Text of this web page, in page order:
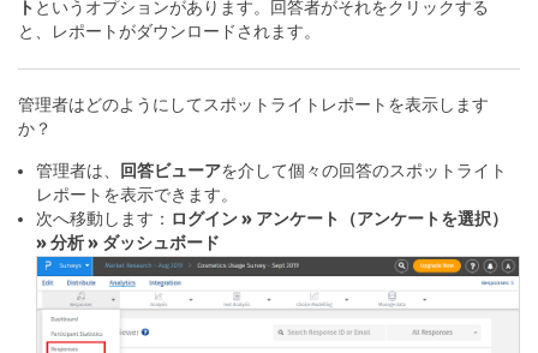
ト というオプションがあります。回答者がそれをクリックする
と、レポートがダウンロードされます。
管理者はどのようにしてスポットライトレポートを表示します
か？
管理者は、 回答ビューアを介して個々の回答のスポットライト
レポートを表示できます。
次へ移動します： ログイン » アンケート（アンケートを選択）
» 分析 » ダッシュボード